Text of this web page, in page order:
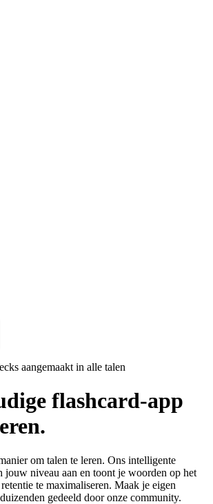
aangemaakt in alle talen
flashcard-app
om talen te leren. Ons intelligente
jouw niveau aan en toont je woorden op het
te maximaliseren. Maak je eigen
gedeeld door onze community.